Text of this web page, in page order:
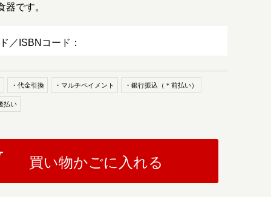
です。
／ISBNコード：
・代金引換 ・マルチペイメント ・銀行振込（＊前払い）
払い
買い物かごに入れる